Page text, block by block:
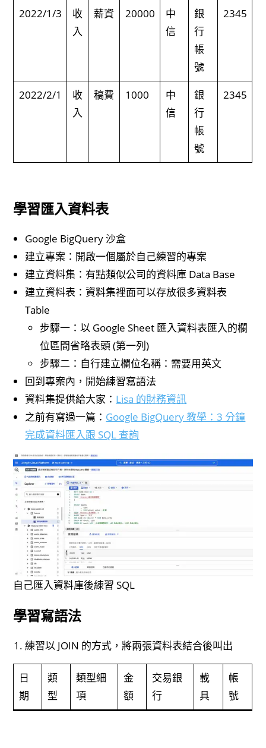
2022/1/3
收
入
薪資 20000
中
信
銀
行
帳
號
2345
2022/2/1
收
入
稿費 1000
中
信
銀
行
帳
號
2345
學習匯入資料表
Google BigQuery 沙盒
建立專案：開啟一個屬於自己練習的專案
建立資料集：有點類似公司的資料庫 Data Base
建立資料表：資料集裡面可以存放很多資料表
Table
步驟一：以 Google Sheet 匯入資料表匯入的欄
位區間省略表頭 (第一列)
步驟二：自行建立欄位名稱：需要用英文
回到專案內，開始練習寫語法
資料集提供給大家： Lisa 的財務資訊
之前有寫過一篇： Google BigQuery 教學：3 分鐘
完成資料匯入跟 SQL 查詢
自己匯入資料庫後練習 SQL
學習寫語法
練習以 JOIN 的方式，將兩張資料表結合後叫出
日
期
類
型
類型細
項
金
額
交易銀
行
載
具
帳
號